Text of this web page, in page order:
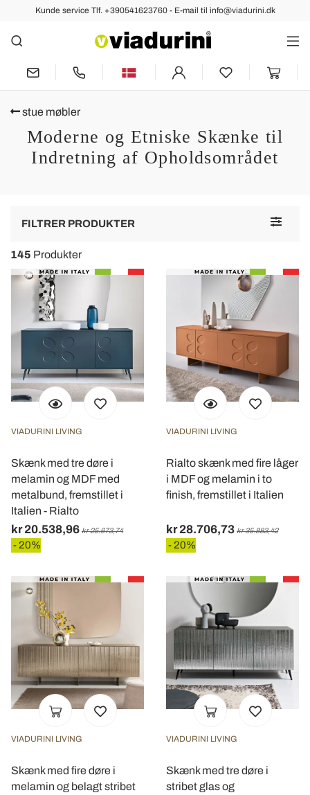
Kunde service Tlf. +390541623760 - E-mail til info@viadurini.dk
stue møbler
Moderne og Etniske Skænke til
Indretning af Opholdsområdet
Toggle
FILTRER PRODUKTER
145 Produkter
VIADURINI LIVING
Skænk med tre døre i
melamin og MDF med
metalbund, fremstillet i
Italien - Rialto
kr 20.538,96 kr 25.673,74
- 20%
VIADURINI LIVING
Rialto skænk med fire låger
i MDF og melamin i to
finish, fremstillet i Italien
kr 28.706,73 kr 35.883,42
- 20%
VIADURINI LIVING
Skænk med fire døre i
melamin og belagt stribet
VIADURINI LIVING
Skænk med tre døre i
stribet glas og